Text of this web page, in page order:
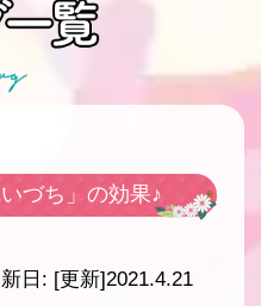
づち」の効果♪
日: [更新]2021.4.21